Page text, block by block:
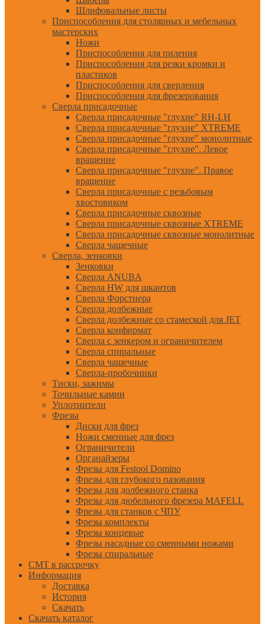
Шлифовальные листы
Приспособления для столярных и мебельных
мастерских
Ножи
Приспособления для пиления
Приспособления для резки кромки и
пластиков
Приспособления для сверления
Приспособления для фрезерования
Сверла присадочные
Сверла присадочные "глухие" RH-LH
Сверла присадочные "глухие" XTREME
Сверла присадочные "глухие" монолитные
Сверла присадочные "глухие". Левое
вращение
Сверла присадочные "глухие". Правое
вращение
Сверла присадочные с резьбовым
хвостовиком
Сверла присадочные сквозные
Сверла присадочные сквозные XTREME
Сверла присадочные сквозные монолитные
Сверла чашечные
Сверла, зенковки
Зенковки
Сверла ANUBA
Сверла HW для шкантов
Сверла Форстнера
Сверла долбежные
Сверла долбежные со стамеской для JET
Сверла конфирмат
Сверла с зенкером и ограничителем
Сверла спиральные
Сверла чашечные
Сверла-пробочники
Тиски, зажимы
Точильные камни
Уплотнители
Фрезы
Диски для фрез
Ножи сменные для фрез
Ограничители
Органайзеры
Фрезы для Festool Domino
Фрезы для глубокого пазования
Фрезы для долбежного станка
Фрезы для дюбельного фрезера MAFELL
Фрезы для станков с ЧПУ
Фрезы комплекты
Фрезы концевые
Фрезы насадные со сменными ножами
Фрезы спиральные
CMT в рассрочку
Информация
Доставка
История
Скачать
Скачать каталог